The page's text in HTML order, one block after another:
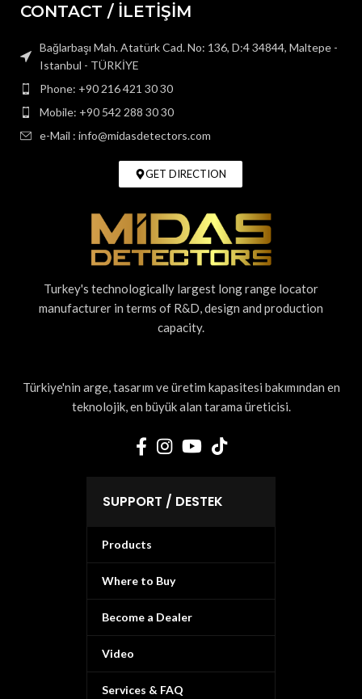
CONTACT / İLETİŞİM
Bağlarbaşı Mah. Atatürk Cad. No: 136, D:4 34844, Maltepe -
Istanbul - TÜRKİYE
Phone: +90 216 421 30 30
Mobile: +90 542 288 30 30
e-Mail : info@midasdetectors.com
GET DIRECTION
Turkey's technologically largest long range locator
manufacturer in terms of R&D, design and production
capacity.
Türkiye'nin arge, tasarım ve üretim kapasitesi bakımından en
teknolojik, en büyük alan tarama üreticisi.
SUPPORT / DESTEK
Products
Where to Buy
Become a Dealer
Video
Services & FAQ